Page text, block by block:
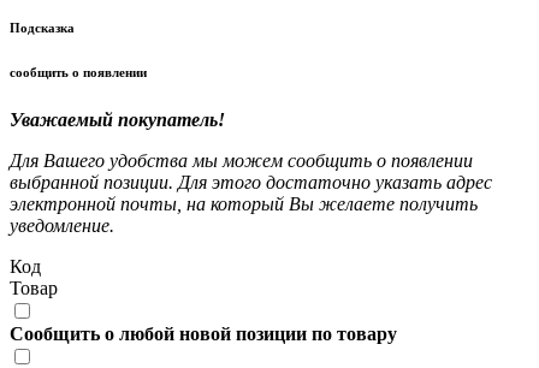
Подсказка
сообщить о появлении
Уважаемый покупатель!
Для Вашего удобства мы можем сообщить о появлении
выбранной позиции. Для этого достаточно указать адрес
электронной почты, на который Вы желаете получить
уведомление.
Код
Товар
Сообщить о любой новой позиции по товару